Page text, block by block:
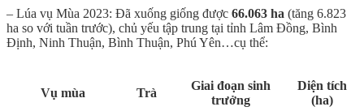
– Lúa vụ Mùa 2023: Đã xuống giống được 66.063 ha (tăng 6.823
ha so với tuần trước), chủ yếu tập trung tại tỉnh Lâm Đồng, Bình
Định, Ninh Thuận, Bình Thuận, Phú Yên…cụ thể:
Vụ mùa Trà
Giai đoạn sinh
trưởng
Diện tích
(ha)